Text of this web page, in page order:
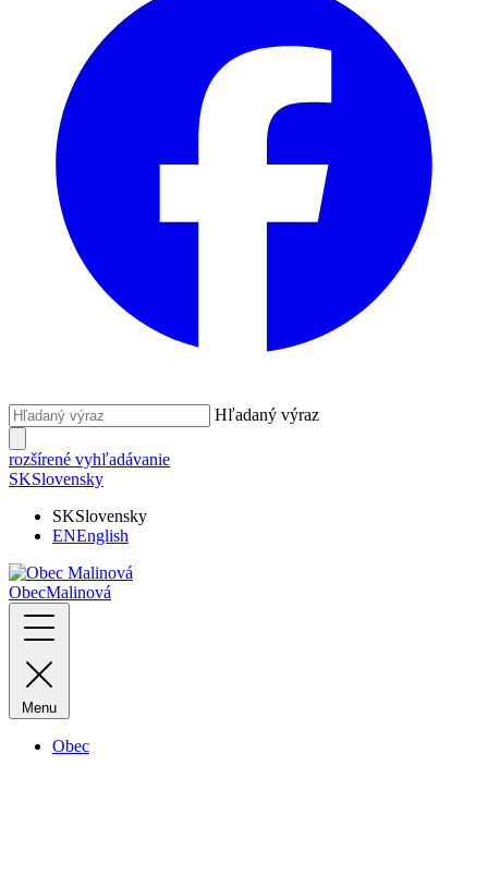
Hľadaný výraz
rozšírené vyhľadávanie
SKSlovensky
SKSlovensky
ENEnglish
ObecMalinová
Menu
Obec